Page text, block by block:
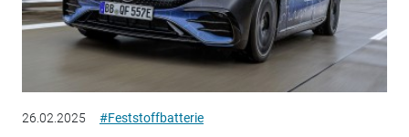
26.02.2025 #Feststoffbatterie